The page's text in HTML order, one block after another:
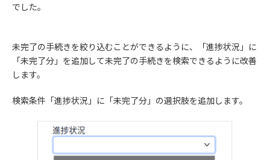
でした。
未完了の手続きを絞り込むことができるように、「進捗状況」に
「未完了分」を追加して未完了の手続きを検索できるように改善
します。
検索条件「進捗状況」に「未完了分」の選択肢を追加します。